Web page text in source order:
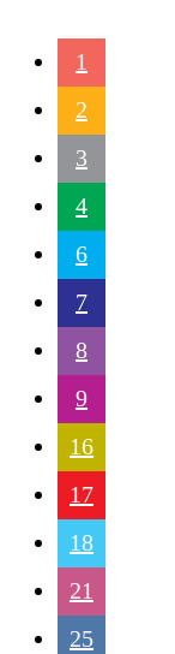
1
2
3
4
6
7
8
9
16
17
18
21
25